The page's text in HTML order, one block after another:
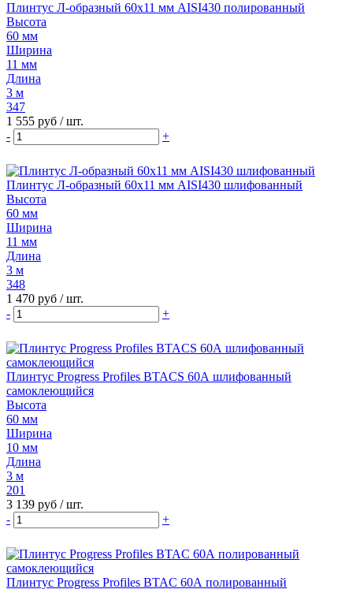
Плинтус Л-образный 60х11 мм AISI430 полированный
Высота
60 мм
Ширина
11 мм
Длина
3 м
347
1 555 руб / шт.
-
+
Плинтус Л-образный 60х11 мм AISI430 шлифованный
Высота
60 мм
Ширина
11 мм
Длина
3 м
348
1 470 руб / шт.
-
+
Плинтус Progress Profiles BTACS 60А шлифованный
самоклеющийся
Высота
60 мм
Ширина
10 мм
Длина
3 м
201
3 139 руб / шт.
-
+
Плинтус Progress Profiles BTAC 60А полированный